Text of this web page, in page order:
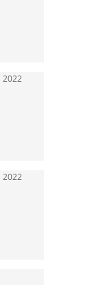
2022
2022